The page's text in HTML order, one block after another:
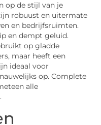
op de stijl van je
robuust en uitermate
en bedrijfsruimten.
en dempt geluid.
op gladde
maar heeft een
ideaal voor
op. Complete
alle